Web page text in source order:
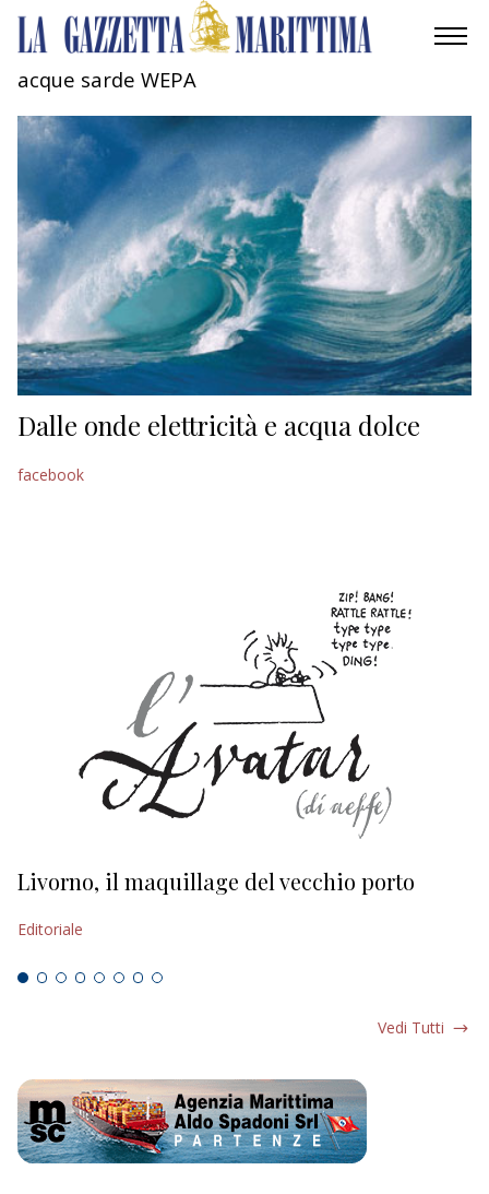
AMBIENTE
MOBILITÀ
INDUSTRIA
RICERCA
ECONOMIA
TURISMO
CULTURA
NAUTICA
acque sarde WEPA
Dalle onde elettricità e acqua dolce
facebook
Livorno, il maquillage del vecchio porto
Editoriale
Vedi Tutti